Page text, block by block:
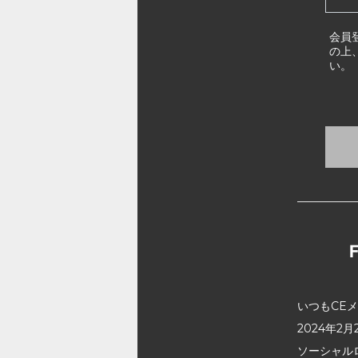
会員
の上
い。
いつもCE
2024年2月
ソーシャ